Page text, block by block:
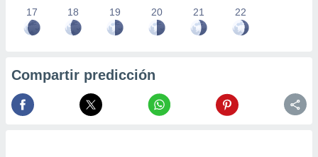
17 18 19 20 21 22
Compartir predicción